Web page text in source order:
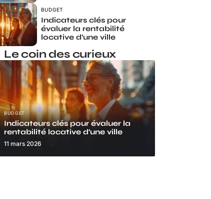
BUDGET
Indicateurs clés pour
évaluer la rentabilité
locative d’une ville
Le coin des curieux
BUDGET
Indicateurs clés pour évaluer la
rentabilité locative d’une ville
11 mars 2026